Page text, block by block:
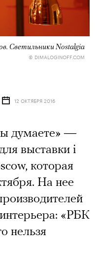
Светильники Nostalgia
© DIMALOGINOFF.COM
12 ОКТЯБРЯ 2016
думаете» —
выставки i
которая
На нее
«РБК
нельзя